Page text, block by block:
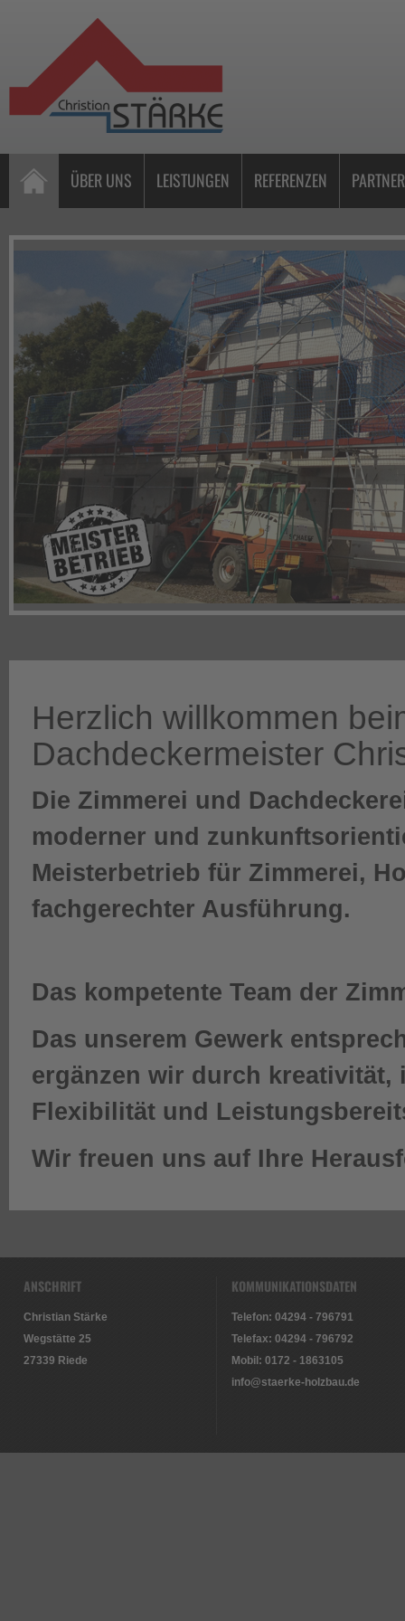
überspringen
ÜBER UNS LEISTUNGEN REFERENZEN PARTNER
Herzlich willkommen
Dachdeckermeister
Die Zimmerei und
moderner und
Meisterbetrieb für Zimmerei,
fachgerechter Ausführung.
Das kompetente Team der
Das unserem Gewerk
ergänzen wir durch kreativität,
Flexibilität und
Wir freuen uns auf Ihre
ANSCHRIFT
Christian Stärke
Wegstätte 25
27339 Riede
KOMMUNIKATIONSDATEN
Telefon: 04294 - 796791
Telefax: 04294 - 796792
Mobil: 0172 - 1863105
info@staerke-holzbau.de